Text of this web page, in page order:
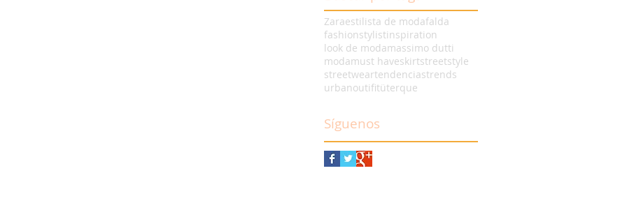
Zaraestilista de modafalda
fashionstylistinspiration
look de modamassimo dutti
modamust haveskirtstreetstyle
streetweartendenciastrends
urbanoutifitüterque
Síguenos